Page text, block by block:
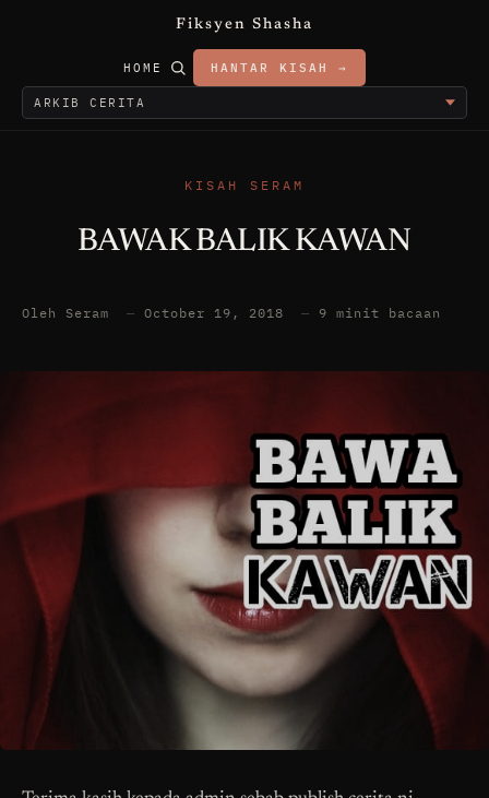
Fiksyen Shasha
HOME HANTAR KISAH →
KISAH SERAM
BAWAK BALIK KAWAN
Oleh Seram — October 19, 2018 — 9 minit bacaan